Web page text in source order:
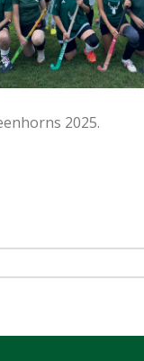
2025.